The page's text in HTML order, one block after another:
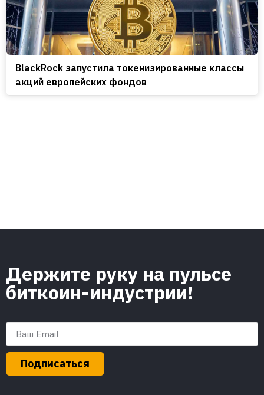
BlackRock запустила токенизированные классы
акций европейских фондов
Держите руку на пульсе
биткоин-индустрии!
Подписаться